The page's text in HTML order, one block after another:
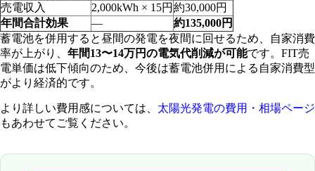
売電収入
2,000kWh × 15円 約30,000円
年間合計効果
—
約135,000円
蓄電池を併用すると昼間の発電を夜間に回せるため、自家消費
率が上がり、 年間13〜14万円の電気代削減が可能です。FIT売
電単価は低下傾向のため、今後は蓄電池併用による自家消費型
がより経済的です。
より詳しい費用感については、 太陽光発電の費用・相場ページ
もあわせてご覧ください。